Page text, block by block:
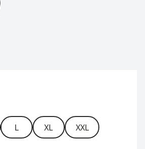
Pants M
Warm Hybrid Pants M
L XL XXL